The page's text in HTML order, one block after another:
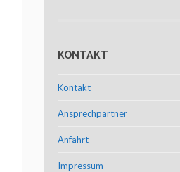
KONTAKT
Kontakt
Ansprechpartner
Anfahrt
Impressum